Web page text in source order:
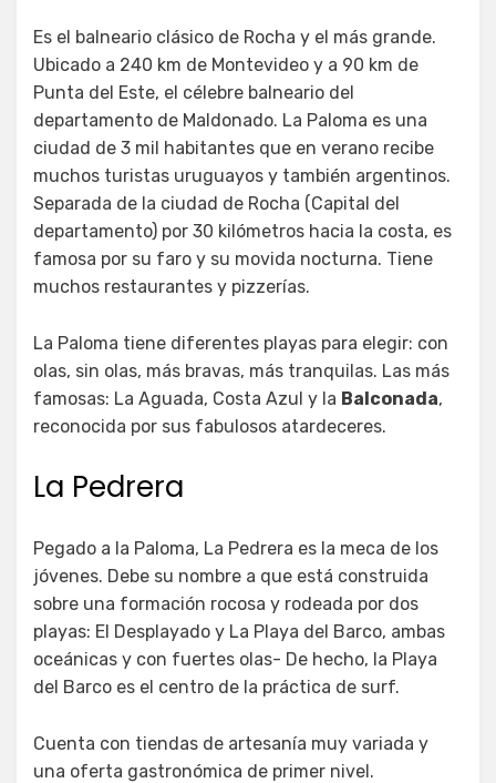
Es el balneario clásico de Rocha y el más grande.
Ubicado a 240 km de Montevideo y a 90 km de
Punta del Este, el célebre balneario del
departamento de Maldonado. La Paloma es una
ciudad de 3 mil habitantes que en verano recibe
muchos turistas uruguayos y también argentinos.
Separada de la ciudad de Rocha (Capital del
departamento) por 30 kilómetros hacia la costa, es
famosa por su faro y su movida nocturna. Tiene
muchos restaurantes y pizzerías.
La Paloma tiene diferentes playas para elegir: con
olas, sin olas, más bravas, más tranquilas. Las más
famosas: La Aguada, Costa Azul y la Balconada,
reconocida por sus fabulosos atardeceres.
La Pedrera
Pegado a la Paloma, La Pedrera es la meca de los
jóvenes. Debe su nombre a que está construida
sobre una formación rocosa y rodeada por dos
playas: El Desplayado y La Playa del Barco, ambas
oceánicas y con fuertes olas- De hecho, la Playa
del Barco es el centro de la práctica de surf.
Cuenta con tiendas de artesanía muy variada y
una oferta gastronómica de primer nivel.